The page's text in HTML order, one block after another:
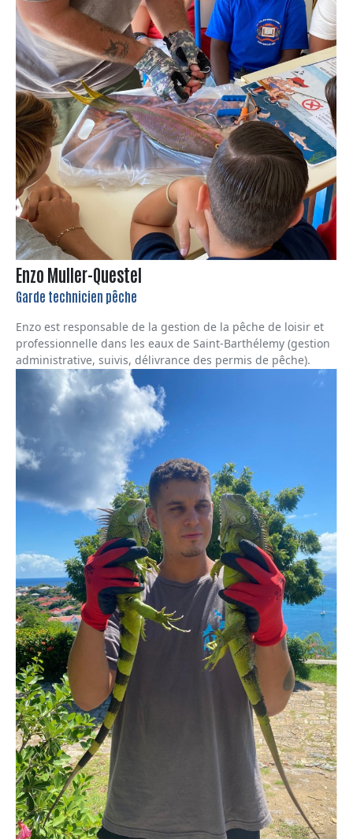
Enzo Muller-Questel
Garde technicien pêche
Enzo est responsable de la gestion de la pêche de loisir et
professionnelle dans les eaux de Saint-Barthélemy (gestion
administrative, suivis, délivrance des permis de pêche).